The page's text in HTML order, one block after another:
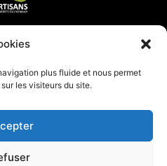
plus fluide et nous permet
les visiteurs du site.